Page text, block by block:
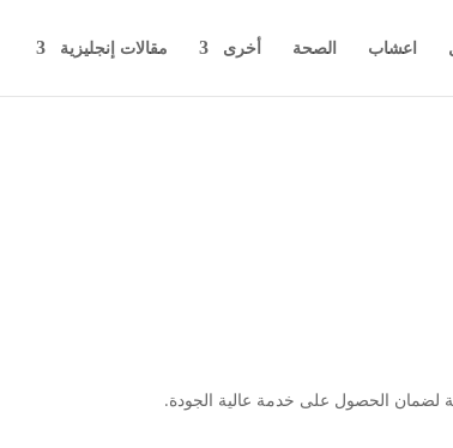
اعشاب الصحة أخرى مقالات إنجليزية
لضمان الحصول على خدمة عالية الجودة.